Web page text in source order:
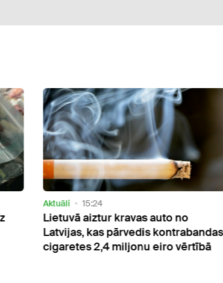
Aktuāli 15:24
Lietuvā aiztur kravas auto no
Latvijas, kas pārvedis kontrabandas
cigaretes 2,4 miljonu eiro vērtībā